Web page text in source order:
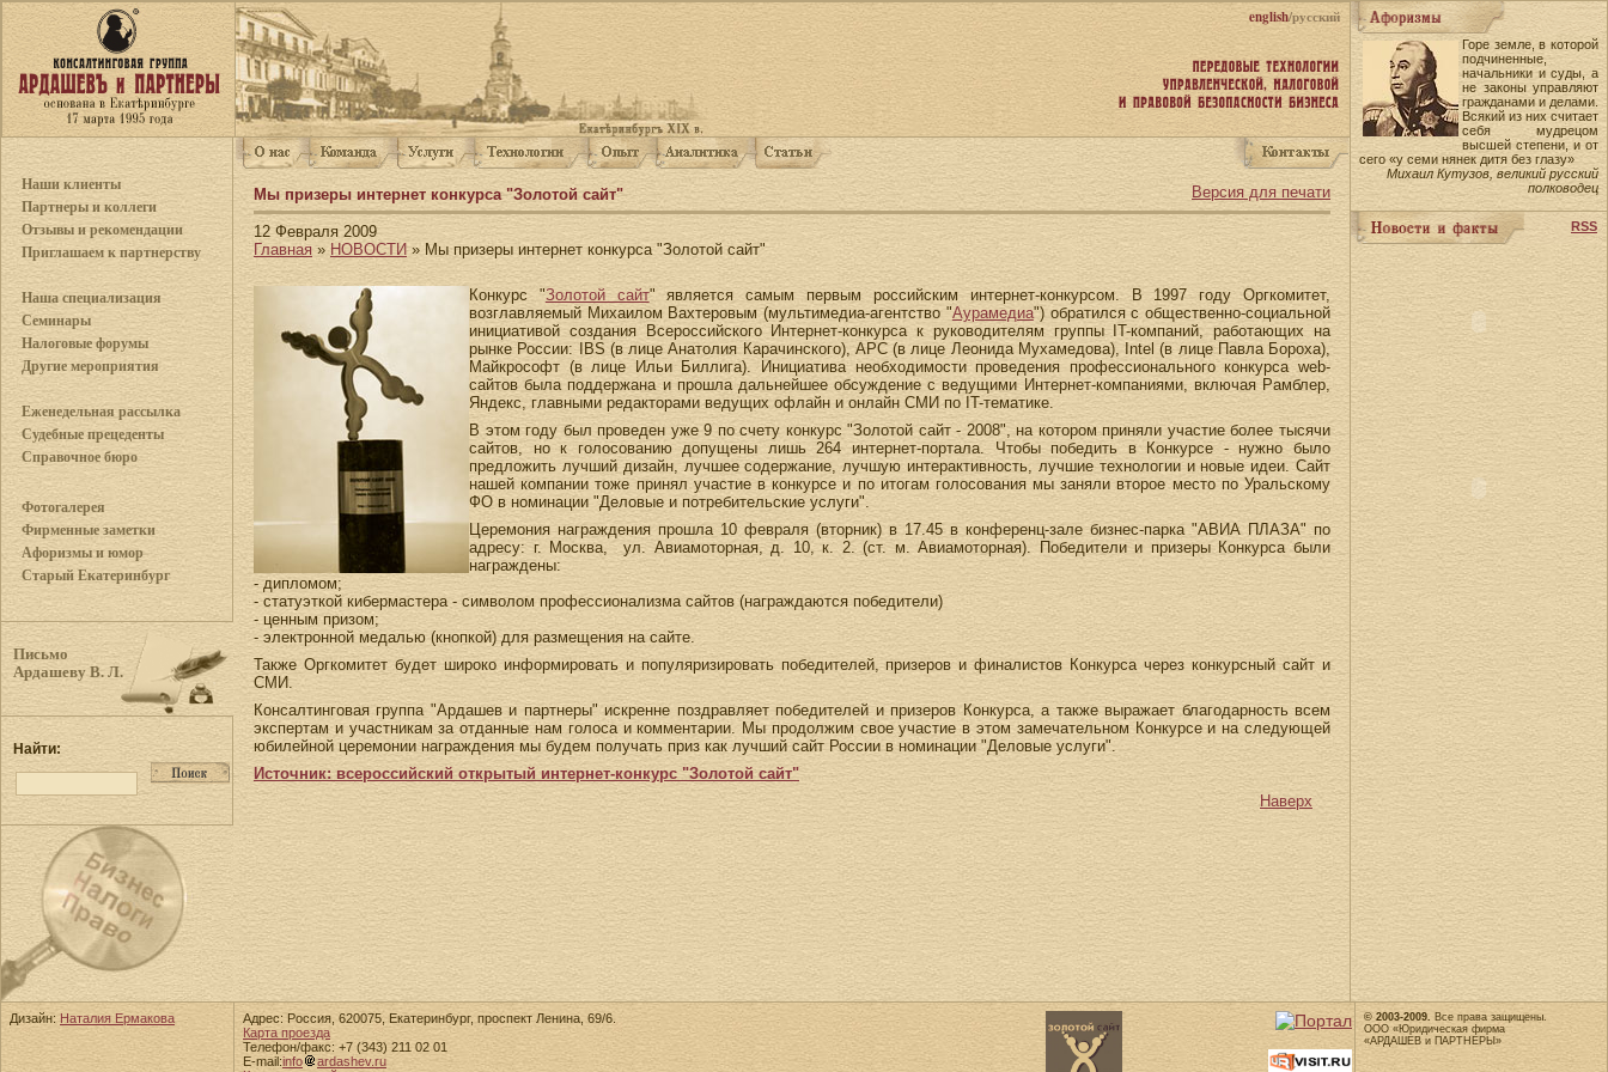
english/русский
Наши клиенты
Партнеры и коллеги
Отзывы и рекомендации
Приглашаем к партнерству
Наша специализация
Семинары
Налоговые форумы
Другие мероприятия
Еженедельная рассылка
Судебные прецеденты
Справочное бюро
Фотогалерея
Фирменные заметки
Афоризмы и юмор
Старый Екатеринбург
Письмо
Ардашеву В. Л.
Найти:
Версия для печати
Мы призеры интернет конкурса "Золотой сайт"
12 Февраля 2009
Главная » НОВОСТИ» Мы призеры интернет конкурса "Золотой сайт"
Конкурс "Золотой сайт" является самым первым российским интернет-конкурсом. В 1997 году Оргкомитет,
возглавляемый Михаилом Вахтеровым (мультимедиа-агентство "Аурамедиа") обратился с общественно-социальной
инициативой создания Всероссийского Интернет-конкурса к руководителям группы IT-компаний, работающих на
рынке России: IBS (в лице Анатолия Карачинского), АPC (в лице Леонида Мухамедова), Intel (в лице Павла Бороха),
Майкрософт (в лице Ильи Биллига). Инициатива необходимости проведения профессионального конкурса web-
сайтов была поддержана и прошла дальнейшее обсуждение с ведущими Интернет-компаниями, включая Рамблер,
Яндекс, главными редакторами ведущих офлайн и онлайн СМИ по IT-тематике.
В этом году был проведен уже 9 по счету конкурс "Золотой сайт - 2008", на котором приняли участие более тысячи
сайтов, но к голосованию допущены лишь 264 интернет-портала. Чтобы победить в Конкурсе - нужно было
предложить лучший дизайн, лучшее содержание, лучшую интерактивность, лучшие технологии и новые идеи. Сайт
нашей компании тоже принял участие в конкурсе и по итогам голосования мы заняли второе место по Уральскому
ФО в номинации "Деловые и потребительские услуги".
Церемония награждения прошла 10 февраля (вторник) в 17.45 в конференц-зале бизнес-парка "АВИА ПЛАЗА" по
адресу: г. Москва, ул. Авиамоторная, д. 10, к. 2. (ст. м. Авиамоторная). Победители и призеры Конкурса были
награждены:
- дипломом;
- статуэткой кибермастера - символом профессионализма сайтов (награждаются победители)
- ценным призом;
- электронной медалью (кнопкой) для размещения на сайте.
Также Оргкомитет будет широко информировать и популяризировать победителей, призеров и финалистов Конкурса через конкурсный сайт и
СМИ.
Консалтинговая группа "Ардашев и партнеры" искренне поздравляет победителей и призеров Конкурса, а также выражает благодарность всем
экспертам и участникам за отданные нам голоса и комментарии. Мы продолжим свое участие в этом замечательном Конкурсе и на следующей
юбилейной церемонии награждения мы будем получать приз как лучший сайт России в номинации "Деловые услуги".
Источник: всероссийский открытый интернет-конкурс "Золотой сайт"
Наверх
Горе земле, в которой
подчиненные,
начальники и суды, а
не законы управляют
гражданами и делами.
Всякий из них считает
себя мудрецом
высшей степени, и от
сего «у семи нянек дитя без глазу»
Михаил Кутузов, великий русский
полководец
RSS
Дизайн: Наталия Ермакова
Адрес: Россия, 620075, Екатеринбург, проспект Ленина, 69/6.
Карта проезда
Телефон/факс: +7 (343) 211 02 01
E-mail:info
ardashev.ru
© 2003-2009. Все права защищены.
ООО «Юридическая фирма
«АРДАШЕВ и ПАРТНЕРЫ»